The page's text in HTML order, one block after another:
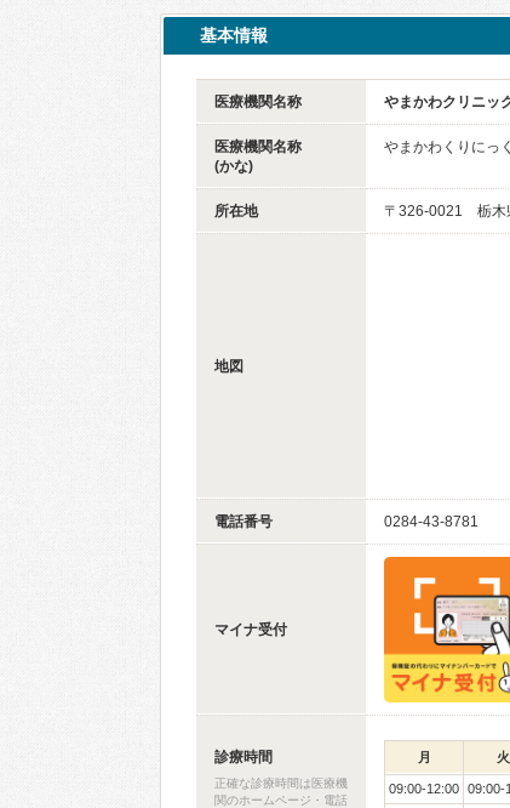
基本情報
医療機関名称 やまかわクリニッ
医療機関名称
(かな)
やまかわくりにっく
所在地 〒326-0021 栃木
地図
電話番号 0284-43-8781
マイナ受付
診療時間
正確な診療時間は医療機
関のホームページ・電話
月 火
09:00-12:00 09:00-